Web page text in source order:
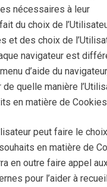
nécessaires à leur
du choix de
et des choix de
navigateur est
d’aide du
quelle manière
en matière de
peut faire le
en matière de
en outre faire appel
pour l’aider à